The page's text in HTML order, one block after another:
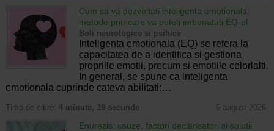
Cum sa va dezvoltati inteligenta emotionala:
metode prin care va puteti imbunatati EQ-ul
Boli neurologice si psihice
Inteligenta emotionala (EQ) se refera la
capacitatea de a identifica si gestiona
propriile emotii, precum si emotiile celorlalti.
In general, se spune ca inteligenta
emotionala cuprinde cateva abilitati:…
Timp de citire: 4 minute, 39 secunde 6 august 2026
Enurezis: cauze, factori declansatori si solutii